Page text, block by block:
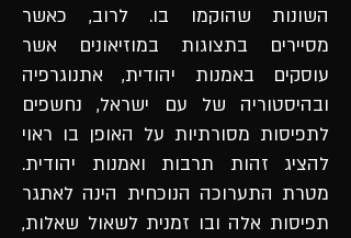
השונות שהוקמו בו. לרוב, כאשר
מסיירים בתצוגות במוזיאונים אשר
עוסקים באמנות יהודית, אתנוגרפיה
ובהיסטוריה של עם ישראל, נחשפים
לתפיסות מסורתיות על האופן בו ראוי
להציג זהות תרבות ואמנות יהודית.
מטרת התערוכה הנוכחית הינה לאתגר
תפיסות אלה ובו זמנית לשאול שאלות,